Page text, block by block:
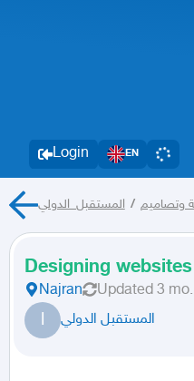
Login EN
وتصاميم / المستقبل_الدولي
Designing
Najran Updated 3
ا المستقبل الدولي